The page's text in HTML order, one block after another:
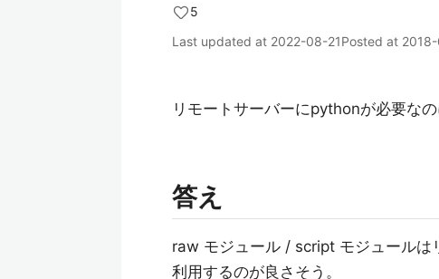
5
Last updated at 2022-08-21Posted at
リモートサーバーにpythonが必要な
答え
raw モジュール / script モジュールは
利用するのが良さそう。